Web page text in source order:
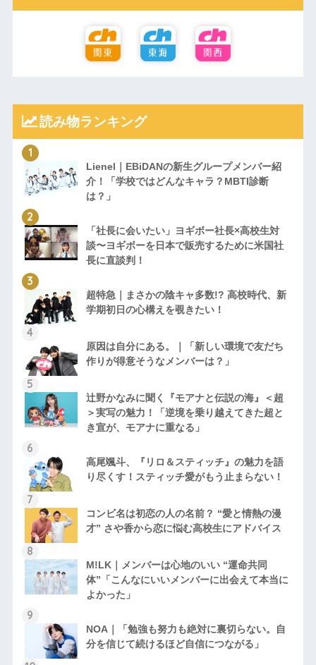
読み物ランキング
Lienel｜EBiDANの新生グループメンバー紹
介！「学校ではどんなキャラ？MBTI診断
は？」
「社長に会いたい」ヨギボー社長×高校生対
談〜ヨギボーを日本で販売するために米国社
長に直談判！
超特急｜まさかの陰キャ多数!? 高校時代、新
学期初日の心構えを覗きたい！
原因は自分にある。｜「新しい環境で友だち
作りが得意そうなメンバーは？」
辻野かなみに聞く『モアナと伝説の海』＜超
＞実写の魅力！「逆境を乗り越えてきた超と
き宣が、モアナに重なる」
高尾颯斗、『リロ＆スティッチ』の魅力を語
り尽くす！スティッチ愛がもう止まらない！
コンビ名は初恋の人の名前？ “愛と情熱の漫
才” さや香から恋に悩む高校生にアドバイス
M!LK｜メンバーは心地のいい “運命共同
体”「こんなにいいメンバーに出会えて本当に
よかった」
NOA｜「勉強も努力も絶対に裏切らない。自
分を信じて続けるほど自信につながる」